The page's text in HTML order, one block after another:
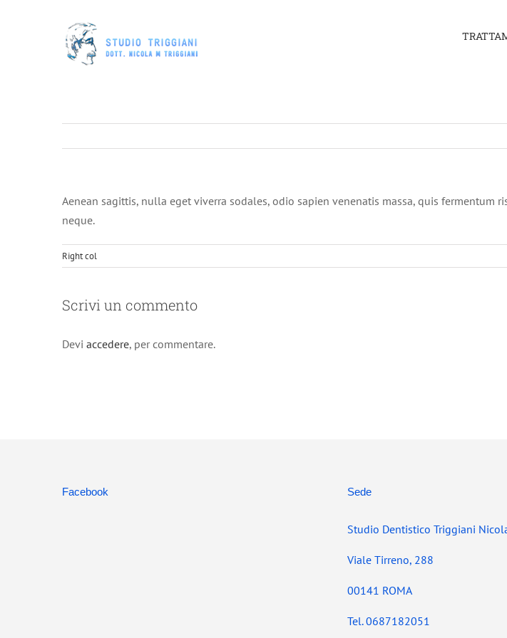
Aenean sagittis, nulla eget viverra sodales, odio sapien venenatis massa, quis
neque.
Right col
Scrivi un commento
Devi accedere, per commentare.
Facebook Sede
Studio Dentistico Triggiani
Viale Tirreno, 288
00141 ROMA
Tel. 0687182051